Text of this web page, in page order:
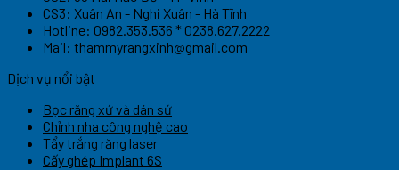
CS3: Xuân An - Nghi Xuân - Hà Tĩnh
Hotline: 0982.353.536 * 0238.627.2222
Mail: thammyrangxinh@gmail.com
Dịch vụ nổi bật
Bọc răng xứ và dán sứ
Chỉnh nha công nghệ cao
Tẩy trắng răng laser
Cấy ghép Implant 6S